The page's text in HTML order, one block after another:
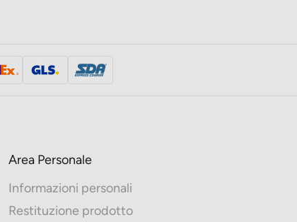
Area Personale
Informazioni personali
Restituzione prodotto